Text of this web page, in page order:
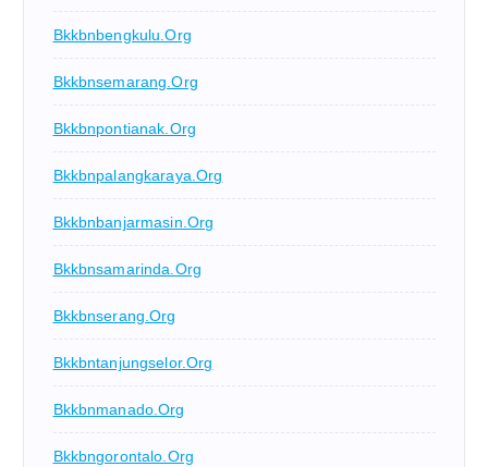
Bkkbnbengkulu.org
Bkkbnsemarang.org
Bkkbnpontianak.org
Bkkbnpalangkaraya.org
Bkkbnbanjarmasin.org
Bkkbnsamarinda.org
Bkkbnserang.org
Bkkbntanjungselor.org
Bkkbnmanado.org
Bkkbngorontalo.org